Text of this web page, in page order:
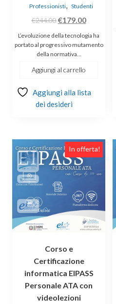
Professionisti, Studenti
€244.00 Il
prezzo
originale
era:
€244.00.
€179.00Il
prezzo
attuale
L’evoluzione della tecnologia ha
portato al progressivo mutamento
della normativa…
Aggiungi al carrello
Aggiungi alla lista
dei desideri
In offerta!
Corso e
Certificazione
informatica EIPASS
Personale ATA con
videolezioni